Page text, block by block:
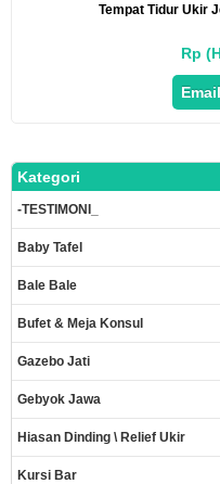
Tempat Tidur Ukir
Rp
Email
Kategori
-TESTIMONI_
Baby Tafel
Bale Bale
Bufet & Meja Konsul
Gazebo Jati
Gebyok Jawa
Hiasan Dinding \ Relief Ukir
Kursi Bar